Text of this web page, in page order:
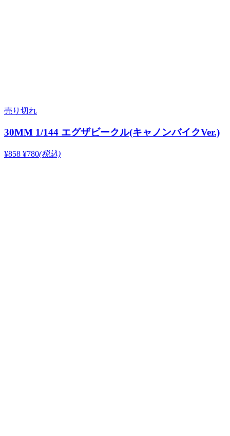
売り切れ
30MM 1/144 エグザビークル(キャノンバイクVer.)
¥858 ¥780(税込)